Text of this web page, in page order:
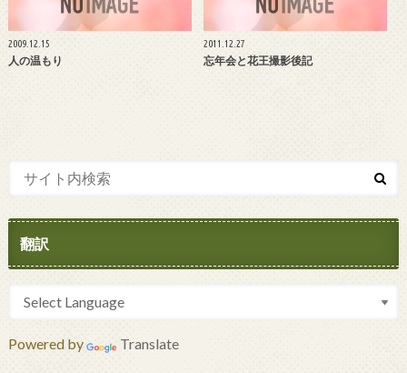
2009.12.15
人の温もり
2011.12.27
忘年会と花王撮影後記
翻訳
Powered by Translate